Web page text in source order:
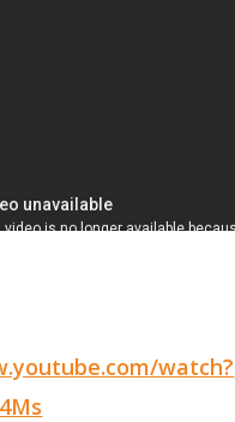
watch?